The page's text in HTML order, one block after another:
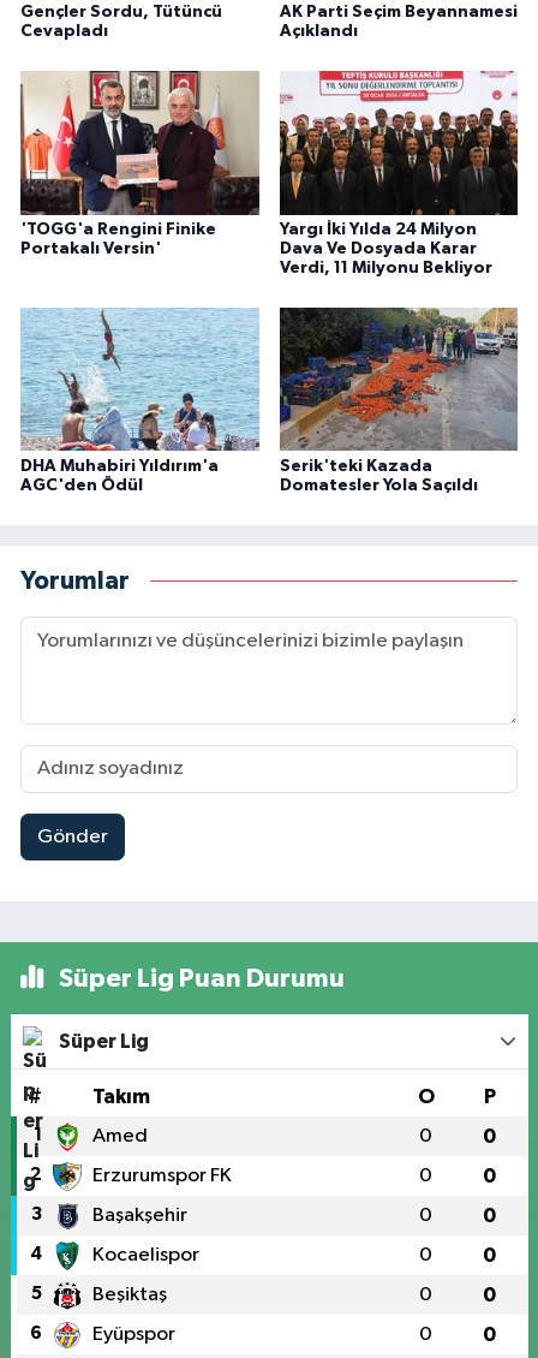
Gençler Sordu, Tütüncü
Cevapladı
AK Parti Seçim Beyannamesi
Açıklandı
'TOGG'a Rengini Finike
Portakalı Versin'
Yargı İki Yılda 24 Milyon
Dava Ve Dosyada Karar
Verdi, 11 Milyonu Bekliyor
DHA Muhabiri Yıldırım'a
AGC'den Ödül
Serik'teki Kazada
Domatesler Yola Saçıldı
Yorumlar
Gönder
Süper Lig Puan Durumu
Süper Lig
# Takım O P
1 Amed 0 0
2 Erzurumspor FK 0 0
3 Başakşehir 0 0
4 Kocaelispor 0 0
5 Beşiktaş 0 0
6 Eyüpspor 0 0